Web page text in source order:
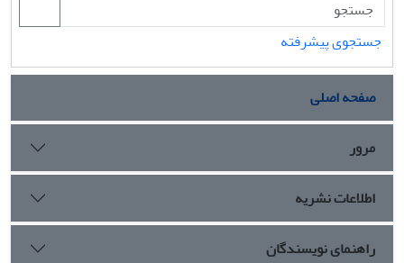
جستجوی پیشرفته
صفحه اصلی
مرور
اطلاعات نشریه
راهنمای نویسندگان